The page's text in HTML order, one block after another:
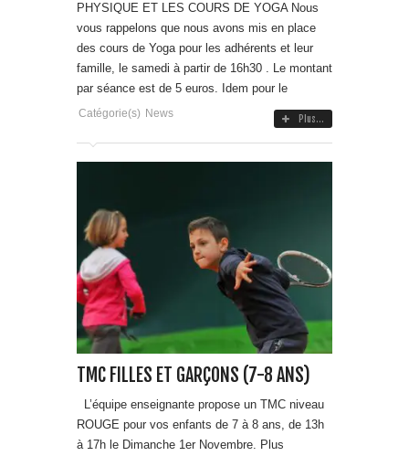
PHYSIQUE ET LES COURS DE YOGA Nous
vous rappelons que nous avons mis en place
des cours de Yoga pour les adhérents et leur
famille, le samedi à partir de 16h30 . Le montant
par séance est de 5 euros. Idem pour le
Catégorie(s) News Plus...
TMC FILLES ET GARÇONS (7-8 ANS)
L’équipe enseignante propose un TMC niveau
ROUGE pour vos enfants de 7 à 8 ans, de 13h
à 17h le Dimanche 1er Novembre. Plus